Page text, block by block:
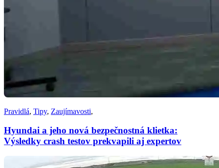
Pravidlá, Tipy, Zaujímavosti,
Hyundai a jeho nová bezpečnostná klietka:
Výsledky crash testov prekvapili aj expertov